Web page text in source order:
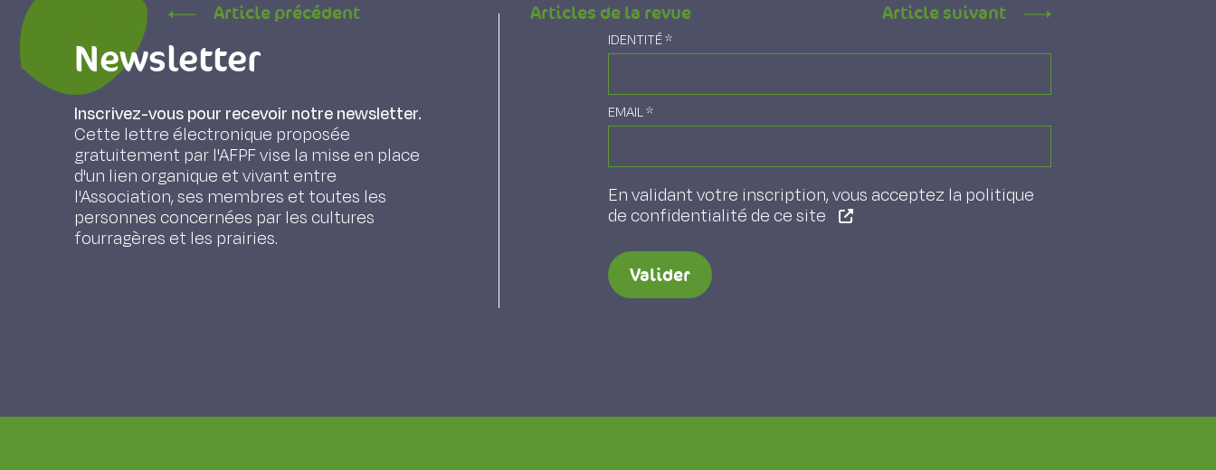
Article précédent Articles de la revue Article suivant
Newsletter
Inscrivez-vous pour recevoir notre newsletter.
Cette lettre électronique proposée
gratuitement par l'AFPF vise la mise en place
d'un lien organique et vivant entre
l'Association, ses membres et toutes les
personnes concernées par les cultures
fourragères et les prairies.
IDENTITÉ*
EMAIL*
En validant votre inscription, vous acceptez la politique
de confidentialité de ce site
Valider